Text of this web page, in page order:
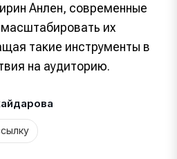
Анлен, современные
их
такие инструменты в
на аудиторию.